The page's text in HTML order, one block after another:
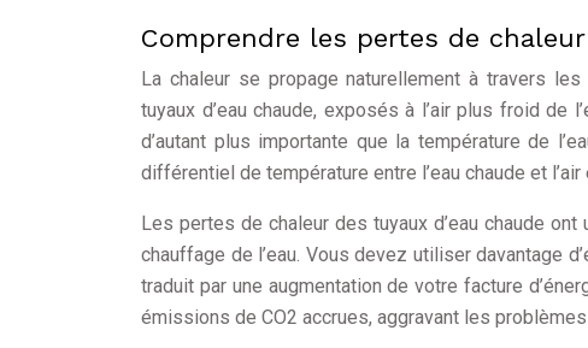
Comprendre les pertes de
La chaleur se propage naturellement à travers
tuyaux d’eau chaude, exposés à l’air plus froid de
d’autant plus importante que la température de
différentiel de température entre l’eau chaude et
Les pertes de chaleur des tuyaux d’eau chaude
chauffage de l’eau. Vous devez utiliser davantage
traduit par une augmentation de votre facture
émissions de CO2 accrues, aggravant les